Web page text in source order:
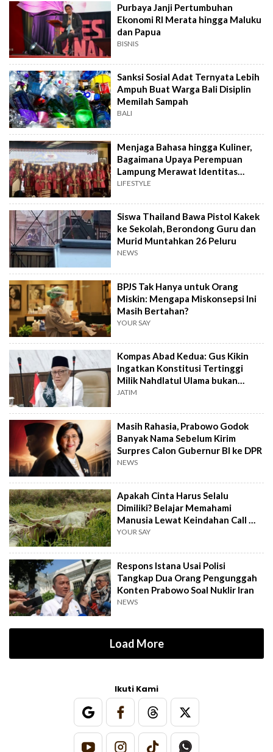
Purbaya Janji Pertumbuhan
Ekonomi RI Merata hingga Maluku
dan Papua
BISNIS
Sanksi Sosial Adat Ternyata Lebih
Ampuh Buat Warga Bali Disiplin
Memilah Sampah
BALI
Menjaga Bahasa hingga Kuliner,
Bagaimana Upaya Perempuan
Lampung Merawat Identitas
Budaya?
LIFESTYLE
Siswa Thailand Bawa Pistol Kakek
ke Sekolah, Berondong Guru dan
Murid Muntahkan 26 Peluru
NEWS
BPJS Tak Hanya untuk Orang
Miskin: Mengapa Miskonsepsi Ini
Masih Bertahan?
YOUR SAY
Kompas Abad Kedua: Gus Kikin
Ingatkan Konstitusi Tertinggi
Milik Nahdlatul Ulama bukan
AD/ART
JATIM
Masih Rahasia, Prabowo Godok
Banyak Nama Sebelum Kirim
Surpres Calon Gubernur BI ke DPR
NEWS
Apakah Cinta Harus Selalu
Dimiliki? Belajar Memahami
Manusia Lewat Keindahan Call Me
by Your Name
YOUR SAY
Respons Istana Usai Polisi
Tangkap Dua Orang Pengunggah
Konten Prabowo Soal Nuklir Iran
NEWS
Load More
Ikuti Kami